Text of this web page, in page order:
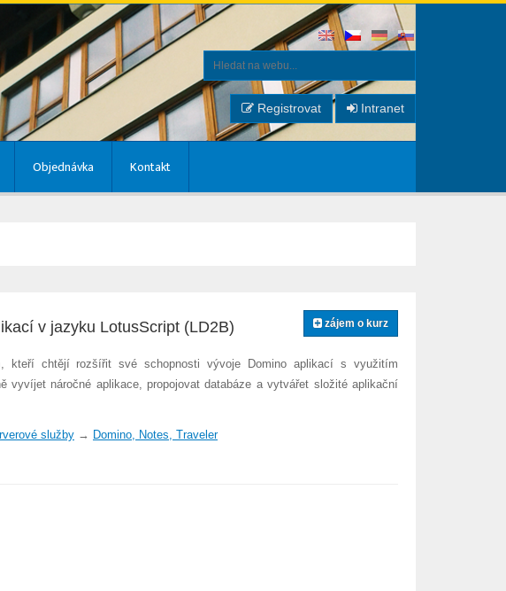
Registrovat Intranet
Objednávka Kontakt
zájem o kurz
v jazyku LotusScript (LD2B)
kteří chtějí rozšířit své schopnosti vývoje Domino aplikací s využitím
vyvíjet náročné aplikace, propojovat databáze a vytvářet složité aplikační
služby→ Domino, Notes, Traveler